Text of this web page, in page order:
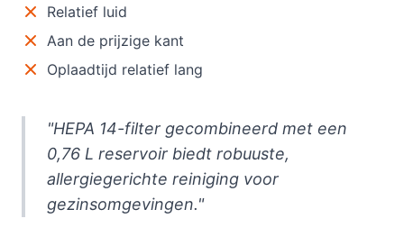
Relatief luid
Aan de prijzige kant
Oplaadtijd relatief lang
"HEPA 14-filter gecombineerd met een
0,76 L reservoir biedt robuuste,
allergiegerichte reiniging voor
gezinsomgevingen."